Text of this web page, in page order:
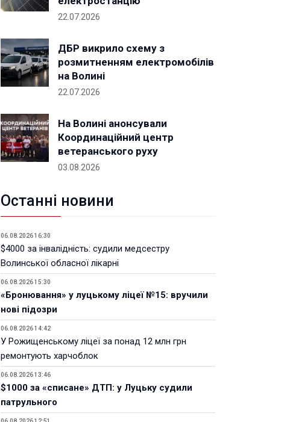
22.07.2026
ДБР викрило схему з
розмитненням електромобілів
на Волині
22.07.2026
На Волині анонсували
Координаційний центр
ветеранського руху
03.08.2026
Останні новини
06.08.2026 16:30
$4000 за інвалідність: судили медсестру
Волинської обласної лікарні
06.08.2026 15:30
«Бронювання» у луцькому ліцеї №15: вручили
нові підозри
06.08.2026 14:42
У Рожищенському ліцеї за понад 12 млн грн
ремонтують харчоблок
06.08.2026 13:46
$1000 за «списане» ДТП: у Луцьку судили
патрульного